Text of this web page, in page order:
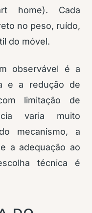
home). Cada
no peso, ruído,
do móvel.
observável é a
e a redução de
limitação de
varia muito
mecanismo, a
a adequação ao
técnica é